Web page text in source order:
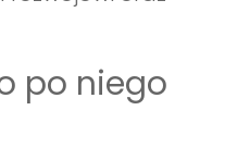
po niego